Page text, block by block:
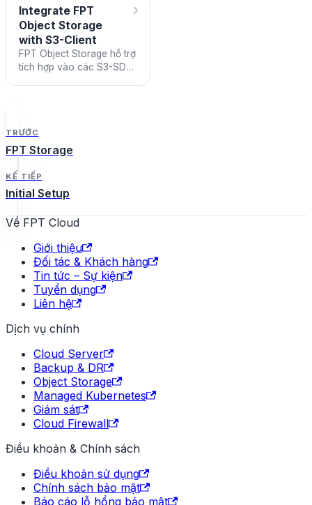
Integrate FPT
Object Storage
with S3-Client
FPT Object Storage hỗ trợ
tích hợp vào các S3-SDK
›
TRƯỚC
FPT Storage
KẾ TIẾP
Initial Setup
Về FPT Cloud
Giới thiệu
Đối tác & Khách hàng
Tin tức – Sự kiện
Tuyển dụng
Liên hệ
Dịch vụ chính
Cloud Server
Backup & DR
Object Storage
Managed Kubernetes
Giám sát
Cloud Firewall
Điều khoản & Chính sách
Điều khoản sử dụng
Chính sách bảo mật
Báo cáo lỗ hổng bảo mật